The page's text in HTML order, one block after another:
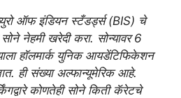
ऑफ इंडियन स्टँडर्ड्स (BIS) चे
नेहमी खरेदी करा. सोन्यावर 6
हॉलमार्क युनिक आयडेंटिफिकेशन
ही संख्या अल्फान्यूमेरिक आहे.
कोणतेही सोने किती कॅरेटचे